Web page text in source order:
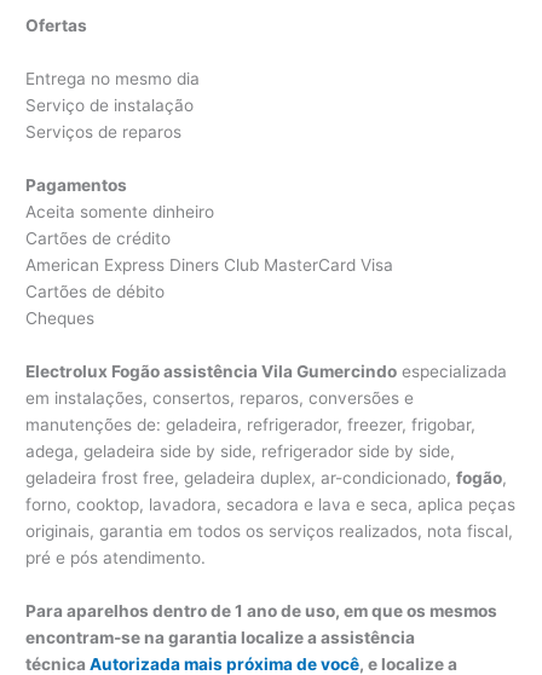
Ofertas
Entrega no mesmo dia
Serviço de instalação
Serviços de reparos
Pagamentos
Aceita somente dinheiro
Cartões de crédito
American Express Diners Club MasterCard Visa
Cartões de débito
Cheques
Electrolux Fogão assistência Vila Gumercindo especializada
em instalações, consertos, reparos, conversões e
manutenções de: geladeira, refrigerador, freezer, frigobar,
adega, geladeira side by side, refrigerador side by side,
geladeira frost free, geladeira duplex, ar-condicionado,fogão,
forno, cooktop, lavadora, secadora e lava e seca, aplica peças
originais, garantia em todos os serviços realizados, nota fiscal,
pré e pós atendimento.
Para aparelhos dentro de 1 ano de uso, em que os mesmos
encontram-se na garantia localize a assistência
técnicaAutorizada mais próxima de você, e localize a